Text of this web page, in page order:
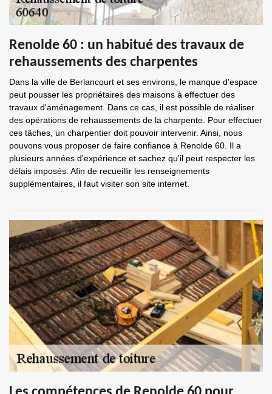
Renolde 60 : un habitué des travaux de
rehaussements des charpentes
Dans la ville de Berlancourt et ses environs, le manque d'espace
peut pousser les propriétaires des maisons à effectuer des
travaux d'aménagement. Dans ce cas, il est possible de réaliser
des opérations de rehaussements de la charpente. Pour effectuer
ces tâches, un charpentier doit pouvoir intervenir. Ainsi, nous
pouvons vous proposer de faire confiance à Renolde 60. Il a
plusieurs années d'expérience et sachez qu'il peut respecter les
délais imposés. Afin de recueillir les renseignements
supplémentaires, il faut visiter son site internet.